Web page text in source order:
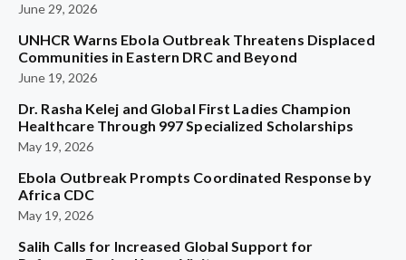
June 29, 2026
UNHCR Warns Ebola Outbreak Threatens Displaced
Communities in Eastern DRC and Beyond
June 19, 2026
Dr. Rasha Kelej and Global First Ladies Champion
Healthcare Through 997 Specialized Scholarships
May 19, 2026
Ebola Outbreak Prompts Coordinated Response by
Africa CDC
May 19, 2026
Salih Calls for Increased Global Support for